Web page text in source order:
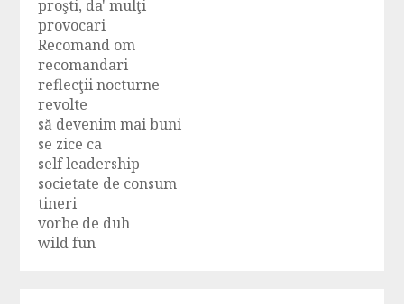
proşti, da' mulţi
provocari
Recomand om
recomandari
reflecţii nocturne
revolte
să devenim mai buni
se zice ca
self leadership
societate de consum
tineri
vorbe de duh
wild fun